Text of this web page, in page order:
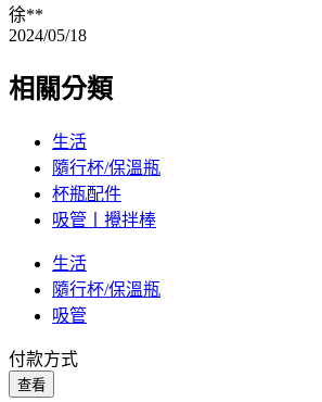
徐**
2024/05/18
相關分類
生活
隨行杯/保溫瓶
杯瓶配件
吸管丨攪拌棒
生活
隨行杯/保溫瓶
吸管
付款方式
查看